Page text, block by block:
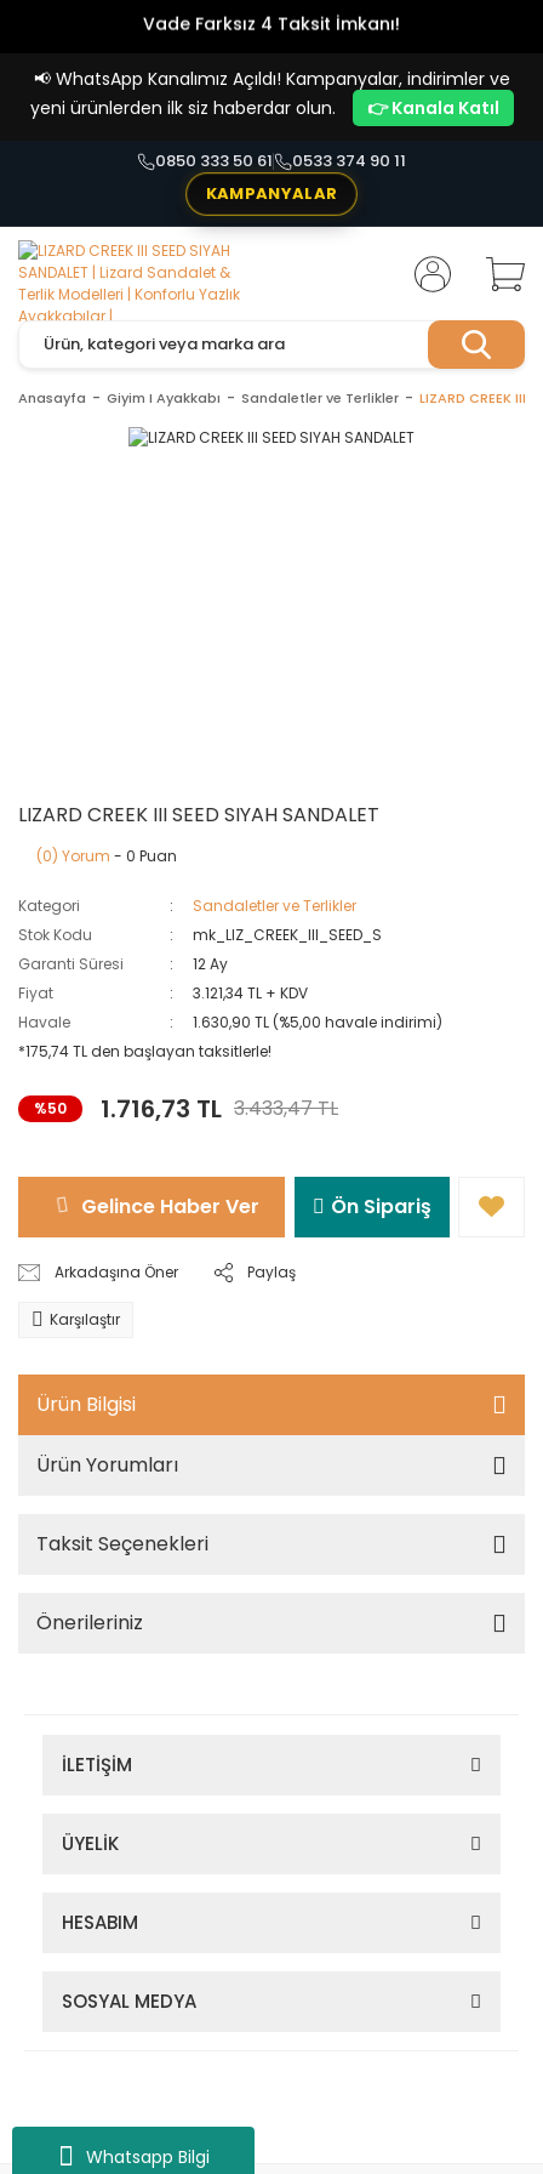
Whatsapp Bilgi
Vade Farksız 4 Taksit İmkanı!
📢 WhatsApp Kanalımız Açıldı! Kampanyalar, indirimler ve
yeni ürünlerden ilk siz haberdar olun.
👉 Kanala Katıl
0850 333 50 61
0533 374 90 11
KAMPANYALAR
Anasayfa Giyim I Ayakkabı Sandaletler ve Terlikler LIZARD CREEK III
LIZARD CREEK III SEED SIYAH SANDALET
(0) Yorum - 0 Puan
Kategori
Sandaletler ve Terlikler
Stok Kodu
mk_LIZ_CREEK_III_SEED_S
Garanti Süresi
12 Ay
Fiyat
3.121,34 TL + KDV
Havale
1.630,90 TL (%5,00 havale indirimi)
*175,74 TL den başlayan taksitlerle!
%50 1.716,73 TL 3.433,47 TL
Gelince Haber Ver Ön Sipariş
Arkadaşına Öner Paylaş
Karşılaştır
Ürün Bilgisi
Ürün Yorumları
Taksit Seçenekleri
Önerileriniz
İLETİŞİM
ÜYELİK
HESABIM
SOSYAL MEDYA